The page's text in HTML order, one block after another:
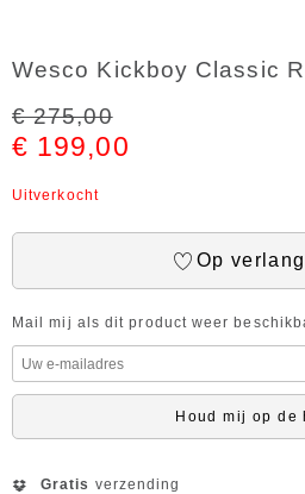
Wesco Kickboy Classic
€ 275,00
€ 199,00
Uitverkocht
Op
Mail mij als dit product weer
Houd mij op de
Gratis verzending